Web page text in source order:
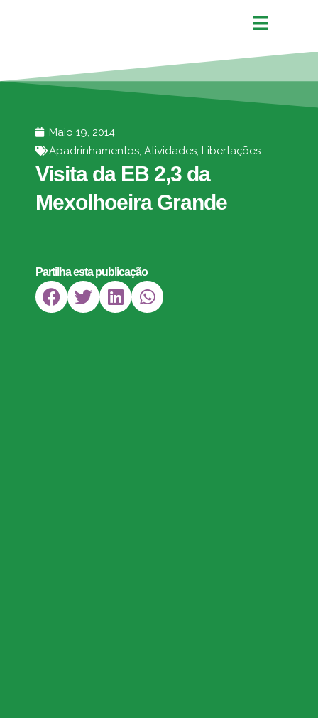
Maio 19, 2014
Apadrinhamentos, Atividades, Libertações
Visita da EB 2,3 da
Mexolhoeira Grande
Partilha esta publicação